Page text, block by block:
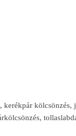
kerékpár